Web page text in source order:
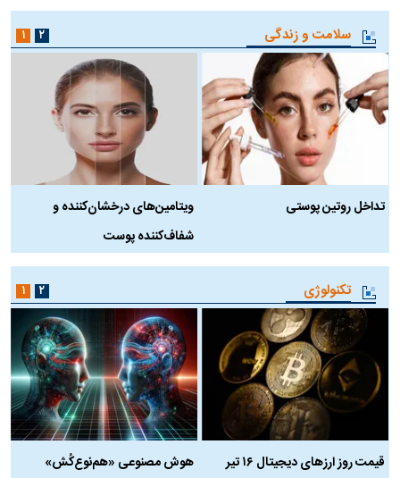
سلامت و زندگی
تداخل روتین پوستی
ویتامین‌های درخشان‌کننده و
شفاف‌کننده پوست
۱ ۲
تکنولوژی
قیمت روز ارز‌های دیجیتال ۱۶ تیر
هوش مصنوعی «هم‌نوع‌کُش»
۱ ۲